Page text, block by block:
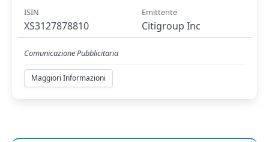
ISIN
XS3127878810
Emittente
Citigroup Inc
Comunicazione Pubblicitaria
Maggiori Informazioni